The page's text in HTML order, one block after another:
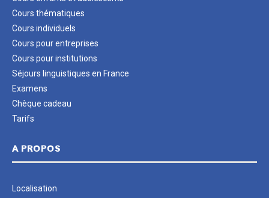
Cours thématiques
Cours individuels
Cours pour entreprises
Cours pour institutions
Séjours linguistiques en France
Examens
Chèque cadeau
Tarifs
A PROPOS
Localisation